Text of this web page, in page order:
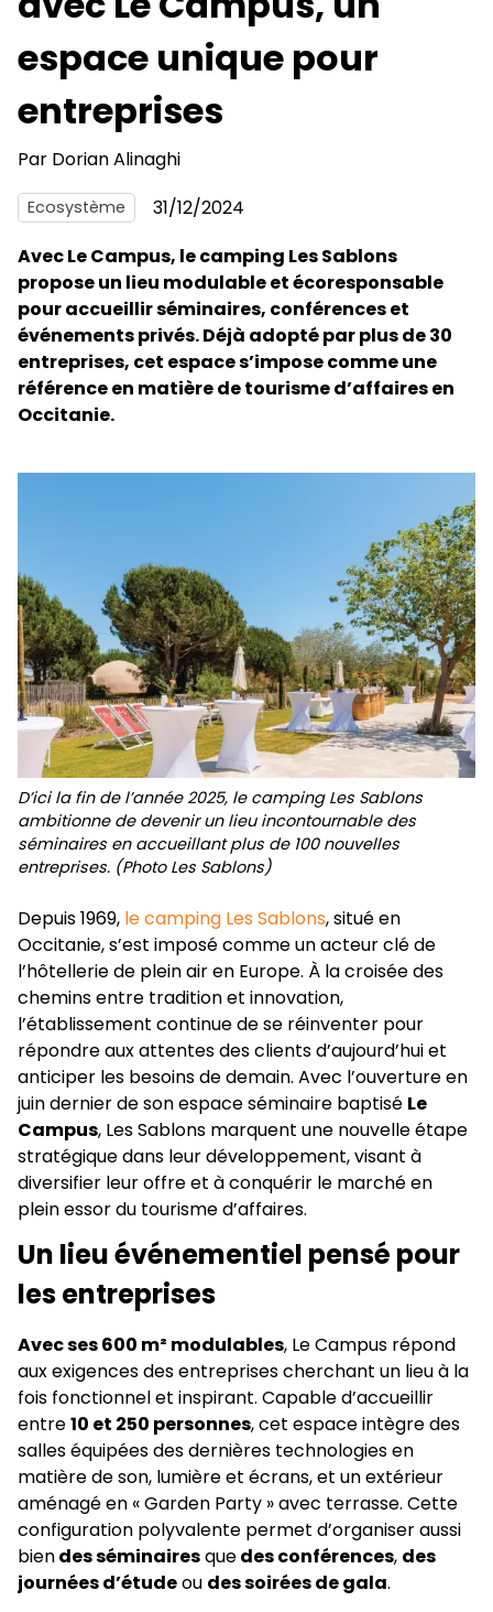
espace unique pour
entreprises
Par Dorian Alinaghi
Ecosystème
31/12/2024
Avec Le Campus, le camping Les Sablons
propose un lieu modulable et écoresponsable
pour accueillir séminaires, conférences et
événements privés. Déjà adopté par plus de 30
entreprises, cet espace s’impose comme une
référence en matière de tourisme d’affaires en
Occitanie.
D’ici la fin de l’année 2025, le camping Les Sablons
ambitionne de devenir un lieu incontournable des
séminaires en accueillant plus de 100 nouvelles
entreprises. (Photo Les Sablons)
Depuis 1969, le camping Les Sablons, situé en
Occitanie, s’est imposé comme un acteur clé de
l’hôtellerie de plein air en Europe. À la croisée des
chemins entre tradition et innovation,
l’établissement continue de se réinventer pour
répondre aux attentes des clients d’aujourd’hui et
anticiper les besoins de demain. Avec l’ouverture en
juin dernier de son espace séminaire baptisé Le
Campus, Les Sablons marquent une nouvelle étape
stratégique dans leur développement, visant à
diversifier leur offre et à conquérir le marché en
plein essor du tourisme d’affaires.
Un lieu événementiel pensé pour
les entreprises
Avec ses 600 m² modulables, Le Campus répond
aux exigences des entreprises cherchant un lieu à la
fois fonctionnel et inspirant. Capable d’accueillir
entre10 et 250 personnes, cet espace intègre des
salles équipées des dernières technologies en
matière de son, lumière et écrans, et un extérieur
aménagé en « Garden Party » avec terrasse. Cette
configuration polyvalente permet d’organiser aussi
biendes séminairesquedes conférences, des
journées d’étudeou des soirées de gala.